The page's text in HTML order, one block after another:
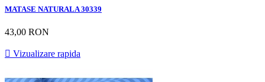
MATASE NATURALA 30339
43,00 RON
 Vizualizare rapida